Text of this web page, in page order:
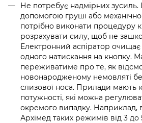
Не потребує надмірних зусиль.
допомогою груші або
потрібно виконати процедуру
розрахувати силу, щоб не
Електронний аспіратор
одного натискання на кнопку.
переживатиме про те, як
новонародженому немовляті
слизової носа. Прилади мають
потужності, які можна
окремого випадку. Наприклад,
Архімед таких режимів від 3 до